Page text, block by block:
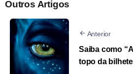
Outros Artigos
Anterior
Saiba como
topo da